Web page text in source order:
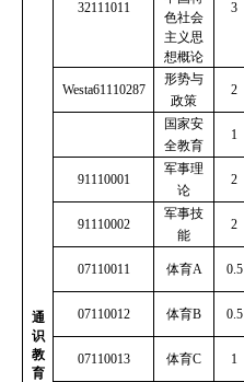
通
识
教
育
32111011
色社会
主义思
想概论
3
Westa61110287
形势与
政策
2
国家安
全教育
1
91110001
军事理
论
2
91110002
军事技
能
2
07110011 体育A 0.5
07110012 体育B 0.5
07110013 体育C 1